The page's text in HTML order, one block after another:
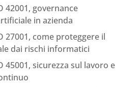
42001, governance
in azienda
27001, come proteggere il
dai rischi informatici
45001, sicurezza sul lavoro e